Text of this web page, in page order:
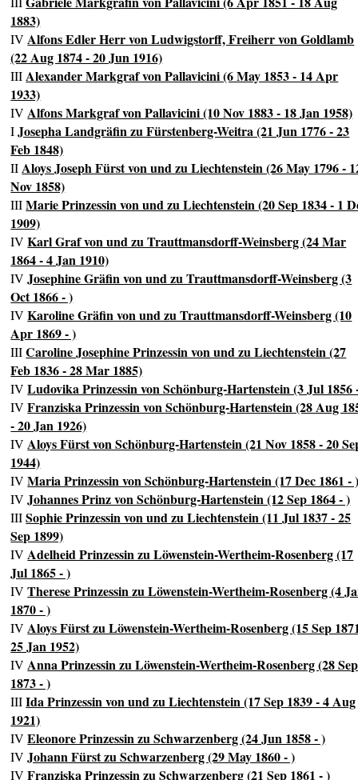
1883)
IVAlfons Edler Herr von Ludwigstorff, Freiherr von Goldlamb
(22 Aug 1874 - 20 Jun 1916)
IIIAlexander Markgraf von Pallavicini (6 May 1853 - 14 Apr
1933)
IVAlfons Markgraf von Pallavicini (10 Nov 1883 - 18 Jan 1958)
IJosepha Landgräfin zu Fürstenberg-Weitra (21 Jun 1776 - 23
Feb 1848)
IIAloys Joseph Fürst von und zu Liechtenstein (26 May 1796 -
Nov 1858)
IIIMarie Prinzessin von und zu Liechtenstein (20 Sep 1834 - 1
1909)
IVKarl Graf von und zu Trauttmansdorff-Weinsberg (24 Mar
1864 - 4 Jan 1910)
IVJosephine Gräfin von und zu Trauttmansdorff-Weinsberg (3
Oct 1866 - )
IVKaroline Gräfin von und zu Trauttmansdorff-Weinsberg (10
Apr 1869 - )
IIICaroline Josephine Prinzessin von und zu Liechtenstein (27
Feb 1836 - 28 Mar 1885)
IVLudovika Prinzessin von Schönburg-Hartenstein (3 Jul 1856
IVFranziska Prinzessin von Schönburg-Hartenstein (28 Aug
- 20 Jan 1926)
IVAloys Fürst von Schönburg-Hartenstein (21 Nov 1858 - 20
1944)
IVMaria Prinzessin von Schönburg-Hartenstein (17 Dec 1861 -
IVJohannes Prinz von Schönburg-Hartenstein (12 Sep 1864 - )
IIISophie Prinzessin von und zu Liechtenstein (11 Jul 1837 - 25
Sep 1899)
IVAdelheid Prinzessin zu Löwenstein-Wertheim-Rosenberg (17
Jul 1865 - )
IVTherese Prinzessin zu Löwenstein-Wertheim-Rosenberg (4
1870 - )
IVAloys Fürst zu Löwenstein-Wertheim-Rosenberg (15 Sep
25 Jan 1952)
IVAnna Prinzessin zu Löwenstein-Wertheim-Rosenberg (28 Sep
1873 - )
IIIIda Prinzessin von und zu Liechtenstein (17 Sep 1839 - 4 Aug
1921)
IVEleonore Prinzessin zu Schwarzenberg (24 Jun 1858 - )
IVJohann Fürst zu Schwarzenberg (29 May 1860 - )
IVFranziska Prinzessin zu Schwarzenberg (21 Sep 1861 - )